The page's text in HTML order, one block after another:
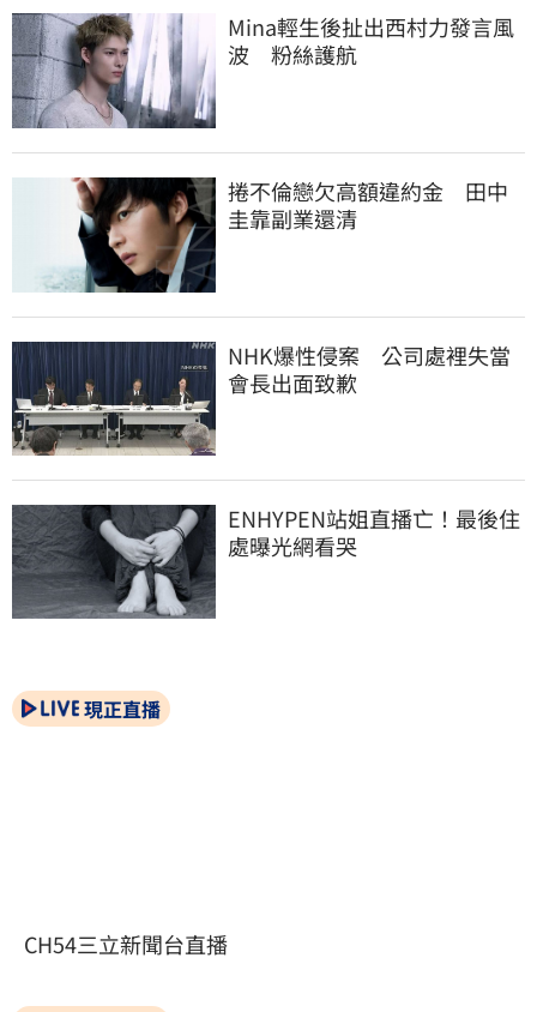
Mina輕生後扯出西村力發言風
波　粉絲護航
捲不倫戀欠高額違約金　田中
圭靠副業還清
NHK爆性侵案　公司處裡失當
會長出面致歉
ENHYPEN站姐直播亡！最後住
處曝光網看哭
現正直播
CH54三立新聞台直播